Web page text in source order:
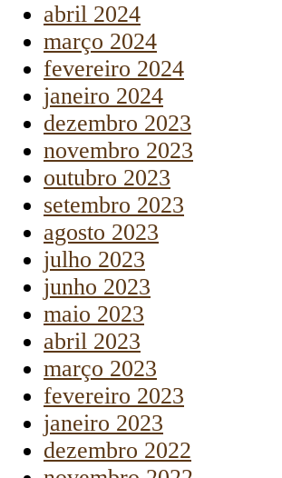
abril 2024
março 2024
fevereiro 2024
janeiro 2024
dezembro 2023
novembro 2023
outubro 2023
setembro 2023
agosto 2023
julho 2023
junho 2023
maio 2023
abril 2023
março 2023
fevereiro 2023
janeiro 2023
dezembro 2022